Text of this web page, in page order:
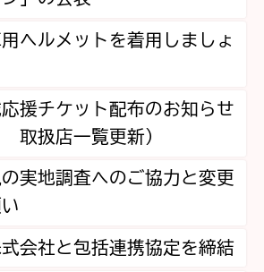
ヘルメットを着用しましょ
援チケット配布のお知らせ
取扱店一覧更新）
実地調査へのご協力と変更
会社と包括連携協定を締結